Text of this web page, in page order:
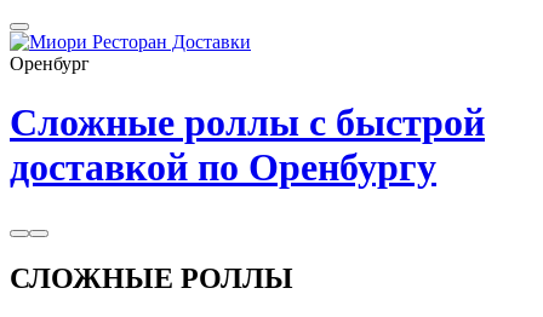
Оренбург
Сложные роллы с быстрой
доставкой по Оренбургу
СЛОЖНЫЕ РОЛЛЫ